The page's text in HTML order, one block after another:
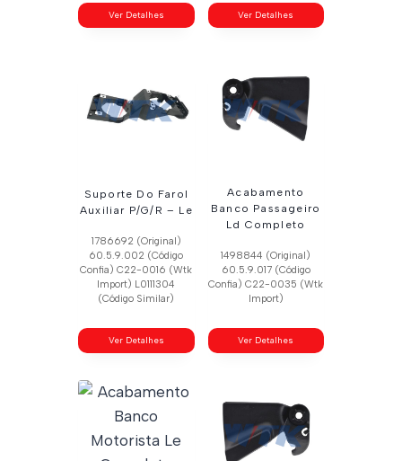
Ver Detalhes Ver Detalhes
Suporte Do Farol
Auxiliar P/G/R – Le
1786692 (Original)
60.5.9.002 (Código
Confia) C22-0016 (Wtk
Import) L0111304
(Código Similar)
Ver Detalhes
Acabamento
Banco Passageiro
Ld Completo
1498844 (Original)
60.5.9.017 (Código
Confia) C22-0035 (Wtk
Import)
Ver Detalhes